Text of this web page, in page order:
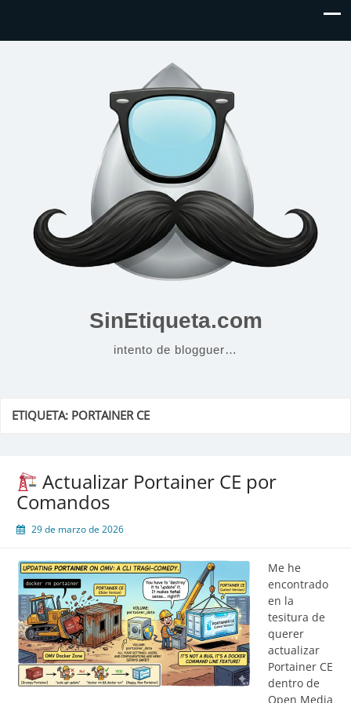
SinEtiqueta.com
intento de blogguer…
ETIQUETA: PORTAINER CE
Actualizar Portainer CE por
Comandos
29 de marzo de 2026
Me he
encontrado
en la
tesitura de
querer
actualizar
Portainer CE
dentro de
Open Media